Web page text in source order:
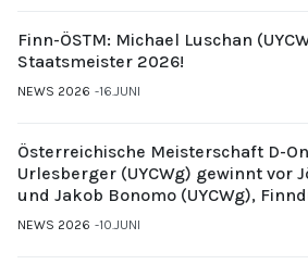
Finn-ÖSTM: Michael Luschan
Staatsmeister 2026!
NEWS 2026 16.JUNI
Österreichische Meisterschaft D-
Urlesberger (UYCWg) gewinnt vor
und Jakob Bonomo (UYCWg),
Gubi (UYCMo)
NEWS 2026 10.JUNI